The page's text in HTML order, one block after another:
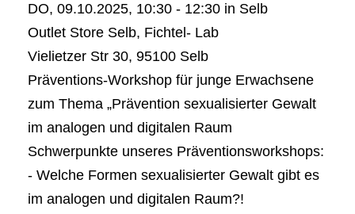
DO, 09.10.2025, 10:30 - 12:30 in Selb
Outlet Store Selb, Fichtel- Lab
Vielietzer Str 30, 95100 Selb
Präventions-Workshop für junge Erwachsene
zum Thema „Prävention sexualisierter Gewalt
im analogen und digitalen Raum
Schwerpunkte unseres Präventionsworkshops:
- Welche Formen sexualisierter Gewalt gibt es
im analogen und digitalen Raum?!